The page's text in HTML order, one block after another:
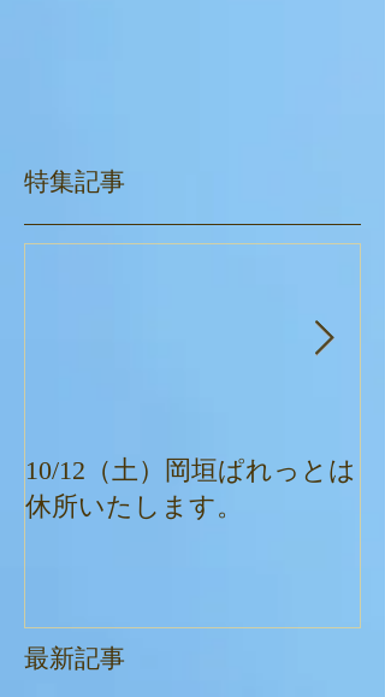
特集記事
10/12（土）岡垣ぱれっとは
休所いたします。
最新記事